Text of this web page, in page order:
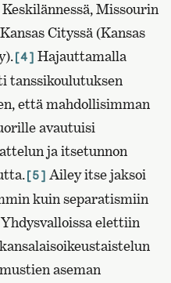
Missourin
Cityssä (Kansas
[4] Hajauttamalla
tanssikoulutuksen
että mahdollisimman
avautuisi
ja itsetunnon
[5] Ailey itse jaksoi
kuin separatismiin
elettiin
aseman